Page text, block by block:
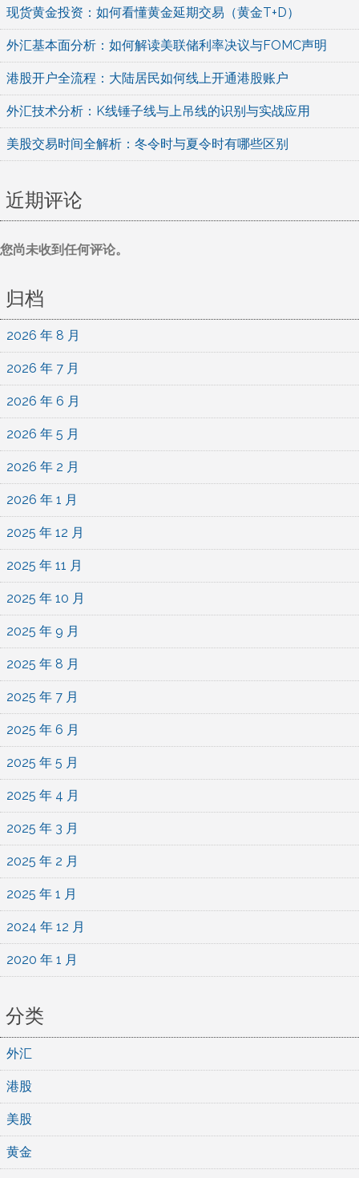
现货黄金投资：如何看懂黄金延期交易（黄金T+D）
外汇基本面分析：如何解读美联储利率决议与FOMC声明
港股开户全流程：大陆居民如何线上开通港股账户
外汇技术分析：K线锤子线与上吊线的识别与实战应用
美股交易时间全解析：冬令时与夏令时有哪些区别
近期评论
您尚未收到任何评论。
归档
2026 年 8 月
2026 年 7 月
2026 年 6 月
2026 年 5 月
2026 年 2 月
2026 年 1 月
2025 年 12 月
2025 年 11 月
2025 年 10 月
2025 年 9 月
2025 年 8 月
2025 年 7 月
2025 年 6 月
2025 年 5 月
2025 年 4 月
2025 年 3 月
2025 年 2 月
2025 年 1 月
2024 年 12 月
2020 年 1 月
分类
外汇
港股
美股
黄金